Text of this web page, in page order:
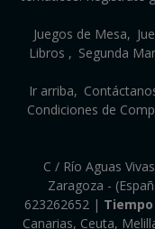
Juegos de Mesa
Libros
Segunda
Ir arriba
Condiciones de
C / Río Aguas
Zaragoza -
623262652|
Canarias, Ceuta,